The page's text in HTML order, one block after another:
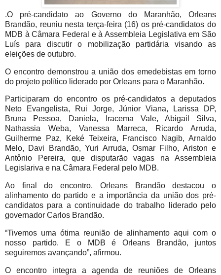
.O pré-candidato ao Governo do Maranhão, Orleans
Brandão, reuniu nesta terça-feira (16) os pré-candidatos do
MDB à Câmara Federal e à Assembleia Legislativa em São
Luís para discutir o mobilização partidária visando as
eleições de outubro.
O encontro demonstrou a união dos emedebistas em torno
do projeto político liderado por Orleans para o Maranhão.
Participaram do encontro os pré-candidatos a deputados
Neto Evangelista, Rui Jorge, Júnior Viana, Larissa DP,
Bruna Pessoa, Daniela, Iracema Vale, Abigail Silva,
Nathassia Weba, Vanessa Marreca, Ricardo Arruda,
Guilherme Paz, Keké Teixeira, Francisco Nagib, Arnaldo
Melo, Davi Brandão, Yuri Arruda, Osmar Filho, Ariston e
Antônio Pereira, que disputarão vagas na Assembleia
Legislariva e na Câmara Federal pelo MDB.
Ao final do encontro, Orleans Brandão destacou o
alinhamento do partido e a importância da união dos pré-
candidatos para a continuidade do trabalho liderado pelo
governador Carlos Brandão.
“Tivemos uma ótima reunião de alinhamento aqui com o
nosso partido. E o MDB é Orleans Brandão, juntos
seguiremos avançando”, afirmou.
O encontro integra a agenda de reuniões de Orleans